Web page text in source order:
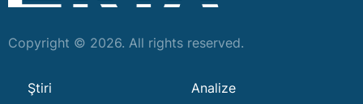
Copyright © 2026. All rights reserved.
Ştiri
Analize